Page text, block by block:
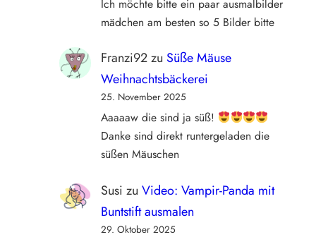
Ich möchte bitte ein paar ausmalbilder
mädchen am besten so 5 Bilder bitte
Franzi92zu Süße Mäuse
Weihnachtsbäckerei
25. November 2025
Aaaaaw die sind ja süß!
Danke sind direkt runtergeladen die
süßen Mäuschen
Susi zu Video: Vampir-Panda mit
Buntstift ausmalen
29. Oktober 2025